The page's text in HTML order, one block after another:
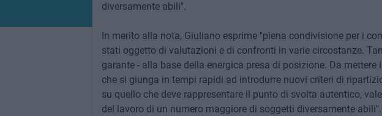
diversamente abili".
In merito alla nota, Giuliano esprime "piena condivisione per i
stati oggetto di valutazioni e di confronti in varie circostanze.
garante - alla base della energica presa di posizione. Da mettere
che si giunga in tempi rapidi ad introdurre nuovi criteri di
su quello che deve rappresentare il punto di svolta autentico,
del lavoro di un numero maggiore di soggetti diversamente abili".